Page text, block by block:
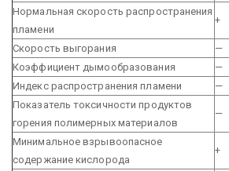
Нормальная скорость распространения
пламени
+
Скорость выгорания —
Коэффициент дымообразования
—
Индекс распространения пламени
—
Показатель токсичности продуктов
горения полимерных материалов
—
Минимальное взрывоопасное
содержание кислорода
+